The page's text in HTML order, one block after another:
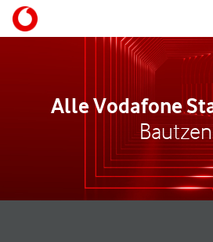
Skip to content
Alle Vodafone
Bautzen